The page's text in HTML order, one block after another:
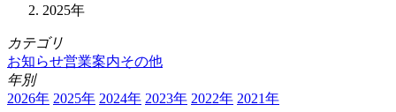
2025年
カテゴリ
お知らせ営業案内その他
年別
2026年 2025年 2024年 2023年 2022年 2021年